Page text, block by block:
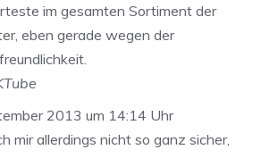
im gesamten Sortiment der
eben gerade wegen der
2013 um 14:14 Uhr
mir allerdings nicht so ganz sicher,